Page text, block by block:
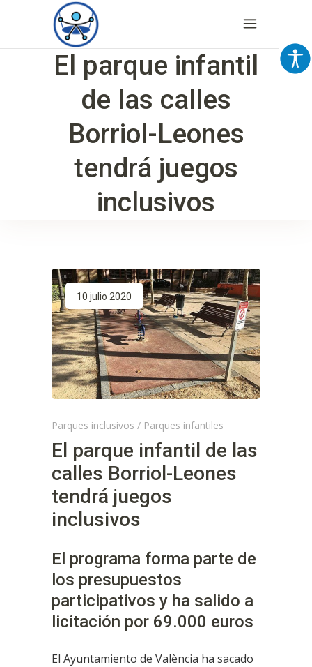
El parque infantil
de las calles
Borriol-Leones
tendrá juegos
inclusivos
10 julio 2020
Parques inclusivos / Parques infantiles
El parque infantil de las
calles Borriol-Leones
tendrá juegos
inclusivos
El programa forma parte de
los presupuestos
participativos y ha salido a
licitación por 69.000 euros
El Ayuntamiento de València ha sacado